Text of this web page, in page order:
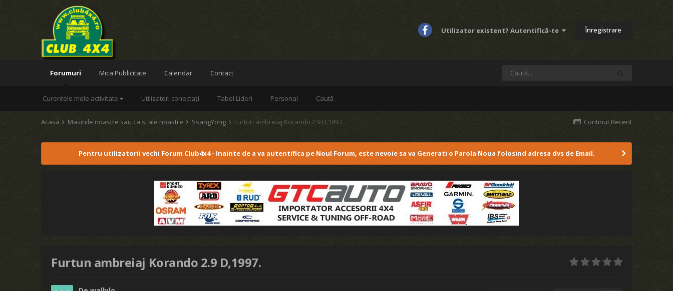
Utilizator existent? Autentifică-te Înregistrare
Forumuri
Curentele mele activitate Utilizatori conectați Tabel Lideri Personal Caută
Mica Publicitate Calendar Contact
Continut Recent
Acasă Masinile noastre sau ca si ale noastre SsangYong Furtun ambreiaj Korando 2.9 D,1997.
Pentru utilizatorii vechi Forum Club4x4 - Inainte de a va autentifica pe Noul Forum, este nevoie sa va Generati o Parola Noua folosind adresa dvs de Email.
Furtun ambreiaj Korando 2.9 D,1997.